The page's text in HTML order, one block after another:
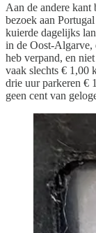
Aan de andere kant
bezoek aan
kuierde dagelijks
in de Oost-Algarve,
heb verpand, en
vaak slechts € 1,00
drie uur parkeren €
geen cent van